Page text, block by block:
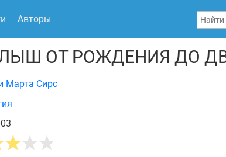
Авторы
ОТ РОЖДЕНИЯ ДО
Марта Сирс